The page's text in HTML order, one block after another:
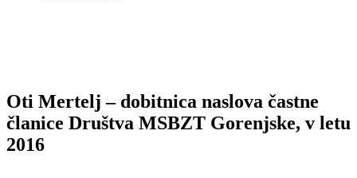
Oti Mertelj – dobitnica naslova častne
članice Društva MSBZT Gorenjske, v letu
2016